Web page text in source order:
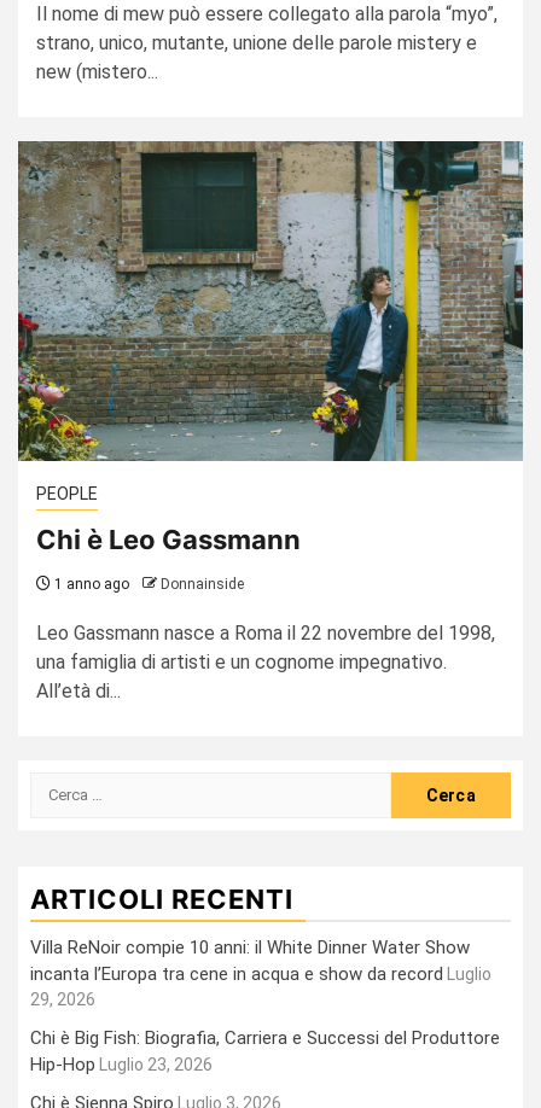
Il nome di mew può essere collegato alla parola “myo”,
strano, unico, mutante, unione delle parole mistery e
new (mistero...
PEOPLE
Chi è Leo Gassmann
1 anno ago Donnainside
Leo Gassmann nasce a Roma il 22 novembre del 1998,
una famiglia di artisti e un cognome impegnativo.
All’età di...
Ricerca
ARTICOLI RECENTI
Villa ReNoir compie 10 anni: il White Dinner Water Show
incanta l’Europa tra cene in acqua e show da record
Luglio
29, 2026
Chi è Big Fish: Biografia, Carriera e Successi del Produttore
Hip-Hop
Luglio 23, 2026
Chi è Sienna Spiro Luglio 3, 2026